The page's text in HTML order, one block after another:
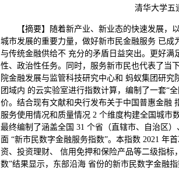
清华大学五
【摘要】随着新产业、新业态的快速发展
城市发展的重要力量，做好新市民金融服务 已
与传统金融供给不 充分的矛盾日益突出。更好
性、政治性任务。同时，服务新市民也代表了当
院金融发展与监管科技研究中心和 蚂蚁集团研
团域内 的云实验室进行指数计算，编制了一套“
价。结合现有文献和央行发布关于中国普惠金融
服务使用情况和质量情况 2 个维度构建全国城市
最终编制了涵盖全国 31 个省（直辖市、自治区
面 “新市民数字金融服务指数”。本指数 2021 年
资、投资理财、 信用免押和保险产品等二级指
数”结果显示，东部沿海 省份的新市民数字金融